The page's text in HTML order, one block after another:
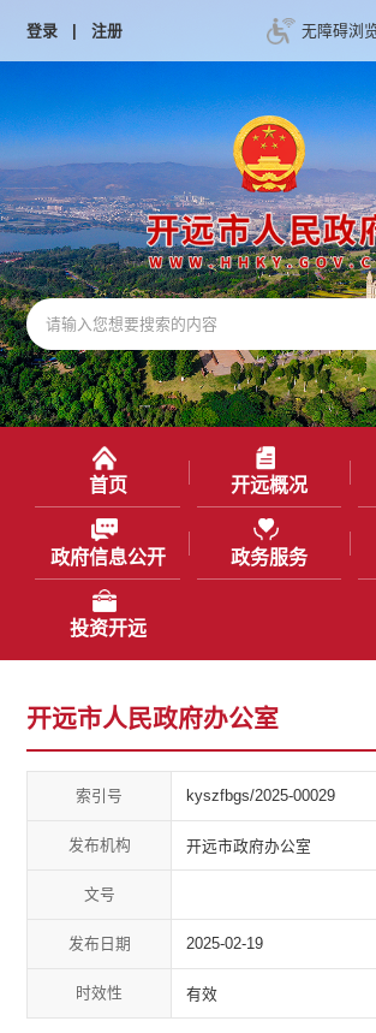
登录 | 注册 无障碍浏
首页 开远概况
政府信息公开 政务服务
投资开远
开远市人民政府办公室
索引号 kyszfbgs/2025-00029
发布机构 开远市政府办公室
文号
发布日期 2025-02-19
时效性 有效